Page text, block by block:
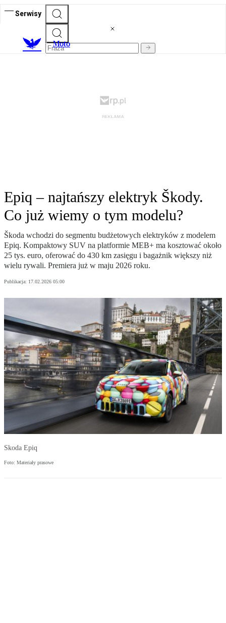
Serwisy
Moto
Epiq – najtańszy elektryk Škody.
Co już wiemy o tym modelu?
Škoda wchodzi do segmentu budżetowych elektryków z modelem
Epiq. Kompaktowy SUV na platformie MEB+ ma kosztować około
25 tys. euro, oferować do 430 km zasięgu i bagażnik większy niż
wielu rywali. Premiera już w maju 2026 roku.
Publikacja: 17.02.2026 05:00
Skoda Epiq
Foto: Materiały prasowe